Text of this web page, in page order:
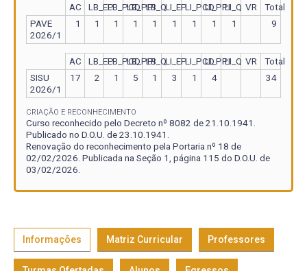
AC LB_EPLB_PCDLB_PPILB_QLI_EPLI_PCDLI_PPILI_Q VR
Total
PAVE
2026/1
1 1 1 1 1 1 1 1 1 9
AC LB_EPLB_PCDLB_PPILB_QLI_EPLI_PCDLI_PPILI_Q VR
Total
SISU
2026/1
17 2 1 5 1 3 1 4 34
CRIAÇÃO E RECONHECIMENTO
Curso reconhecido pelo Decreto nº 8082 de 21.10.1941.
Publicado no D.O.U. de 23.10.1941.
Renovação do reconhecimento pela Portaria nº 18 de
02/02/2026. Publicada na Seção 1, página 115 do D.O.U. de
03/02/2026.
Informações Matriz Curricular Professores